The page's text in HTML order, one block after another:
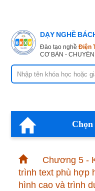
DẠY NGHỀ
Đào tạo nghề Điện
CƠ BẢN -
Chương 5 -
trình text phù hợp
hình cao và trình